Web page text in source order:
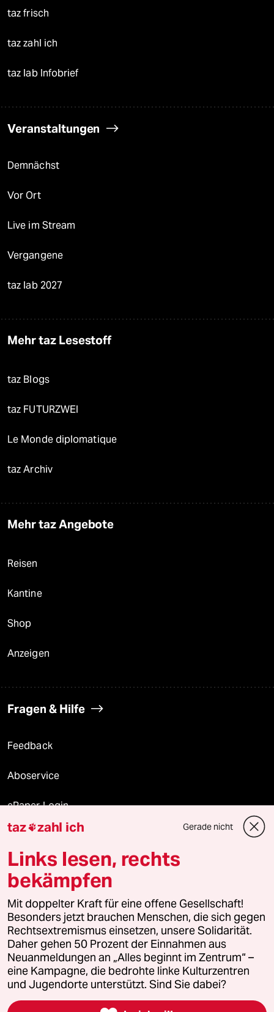
taz frisch
taz zahl ich
taz lab Infobrief
Veranstaltungen
Demnächst
Vor Ort
Live im Stream
Vergangene
taz lab 2027
Mehr taz Lesestoff
taz Blogs
taz FUTURZWEI
Le Monde diplomatique
taz Archiv
Mehr taz Angebote
Reisen
Kantine
Shop
Anzeigen
Fragen & Hilfe
Feedback
Aboservice
ePaper Login
Downloads für Abonnierende
© 2026 taz Verlags und Vertriebs GmbH
Alle Rechte vorbehalten. Bei rechtlichen Fragen oder für Genehmigungen
wenden Sie sich bitte an
lizenzen@taz.de
Feedback Redaktionsstatut Kommune-Richtlinien
Leitlinie Informant Datenschutz Impressum AGB
Seitenwende Einwilligungen widerrufen (Ads)
taz zahl ich Gerade nicht
Links lesen, rechts
bekämpfen
Mit doppelter Kraft für eine offene Gesellschaft!
Besonders jetzt brauchen Menschen, die sich gegen
Rechtsextremismus einsetzen, unsere Solidarität.
Daher gehen 50 Prozent der Einnahmen aus
Neuanmeldungen an „Alles beginnt im Zentrum“ –
eine Kampagne, die bedrohte linke Kulturzentren
und Jugendorte unterstützt. Sind Sie dabei?